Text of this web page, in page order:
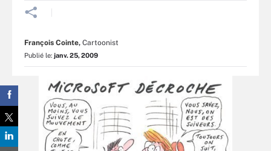
François Cointe, Cartoonist
Publié le: janv. 25, 2009